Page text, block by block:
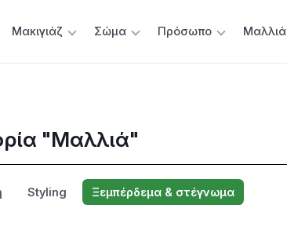
Μακιγιάζ Σώμα Πρόσωπο Μαλλιά
"Μαλλιά"
Styling Ξεμπέρδεμα & στέγνωμα